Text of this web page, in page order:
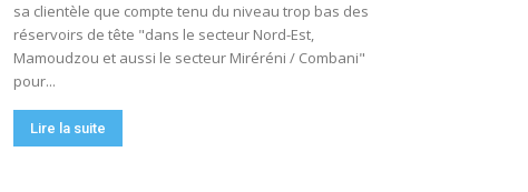
sa clientèle que compte tenu du niveau trop bas des
réservoirs de tête "dans le secteur Nord-Est,
Mamoudzou et aussi le secteur Miréréni / Combani"
pour...
Lire la suite